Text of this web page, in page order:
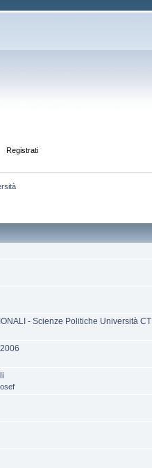
Registrati
- Scienze Politiche Università CT